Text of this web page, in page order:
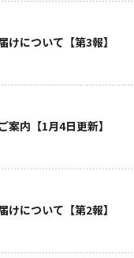
について【第3報】
内【1月4日更新】
について【第2報】